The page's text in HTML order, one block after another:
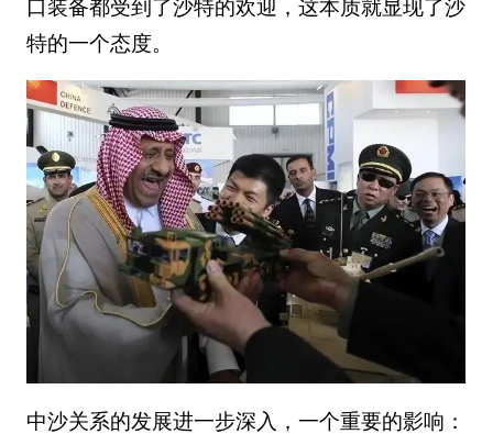
口装备都受到了沙特的欢迎，这本质就显现了沙
特的一个态度。
中沙关系的发展进一步深入，一个重要的影响：